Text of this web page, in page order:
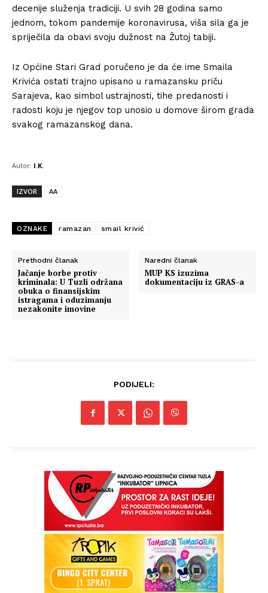
decenije služenja tradiciji. U svih 28 godina samo
jednom, tokom pandemije koronavirusa, viša sila ga je
spriječila da obavi svoju dužnost na Žutoj tabiji.
Iz Općine Stari Grad poručeno je da će ime Smaila
Krivića ostati trajno upisano u ramazansku priču
Sarajeva, kao simbol ustrajnosti, tihe predanosti i
radosti koju je njegov top unosio u domove širom grada
svakog ramazanskog dana.
Autor: I.K.
IZVOR AA
OZNAKE ramazan smail krivić
Prethodni članak
Jačanje borbe protiv
kriminala: U Tuzli održana
obuka o finansijskim
istragama i oduzimanju
nezakonite imovine
Naredni članak
MUP KS izuzima
dokumentaciju iz GRAS-a
PODIJELI: